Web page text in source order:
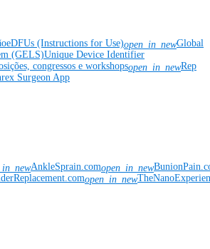
eDFUs (Instructions for Use)open_in_newGlobal
(GELS)Unique Device Identifier
congressos e workshopsopen_in_newRep
Surgeon App
AnkleSprain.comopen_in_new
open_in_new